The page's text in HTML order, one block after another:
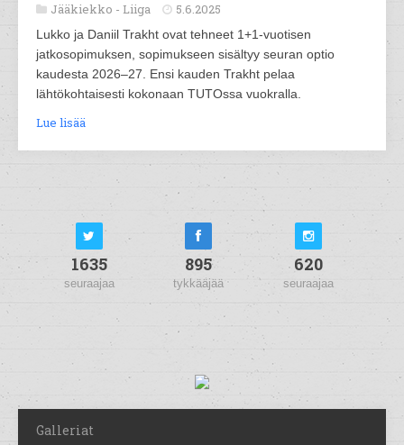
Jääkiekko - Liiga 5.6.2025
Lukko ja Daniil Trakht ovat tehneet 1+1-vuotisen
jatkosopimuksen, sopimukseen sisältyy seuran optio
kaudesta 2026–27. Ensi kauden Trakht pelaa
lähtökohtaisesti kokonaan TUTOssa vuokralla.
Lue lisää
1635
seuraajaa
895
tykkääjää
620
seuraajaa
Galleriat